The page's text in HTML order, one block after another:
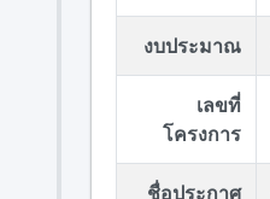
งบประมาณ
เลขที่
โครงการ
ชื่อประกาศ